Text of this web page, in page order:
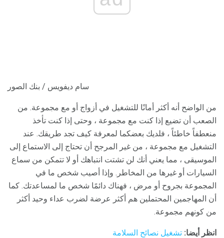
سام ديفويس / بنك الصور
من الواضح أنه أكثر أمانًا للتشغيل في أزواج أو مع مجموعة. من
الصعب أن تضيع إذا كنت مع مجموعة ، وحتى إذا كنت تأخذ
منعطفاً خاطئاً ، فلديك بعضكما لمعرفة كيف تجد طريقك. عند
التشغيل مع مجموعة ، من غير المرجح أن تحتاج إلى الاستماع إلى
الموسيقى ، مما يعني أنك لن تشتت انتباهك أو لا تتمكن من سماع
السيارات أو غيرها من المخاطر. وإذا أصيب شخص ما في
المجموعة بجروح أو مرض ، فهناك دائمًا شخص ما لمساعدتك. كما
أن المهاجمين المحتملين هم أكثر عرضة لضرب عداء وحيد أكثر
من كونهم مجموعة.
انظر أيضا: تشغيل نصائح السلامة